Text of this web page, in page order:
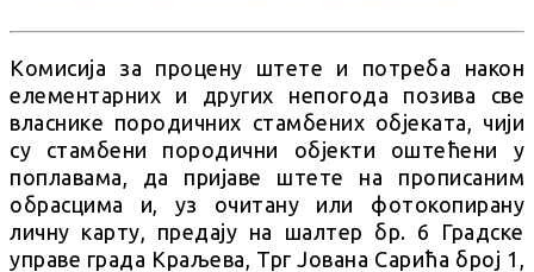
Комисија за процену штете и потреба након
елементарних и других непогода позива све
власнике породичних стамбених објеката, чији
су стамбени породични објекти оштећени у
поплавама, да пријаве штете на прописаним
обрасцима и, уз очитану или фотокопирану
личну карту, предају на шалтер бр. 6 Градске
управе града Краљева, Трг Јована Сарића број 1,